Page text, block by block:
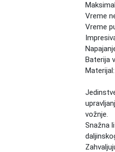
Vreme
Vreme
Baterija
vožnje.
Snažna